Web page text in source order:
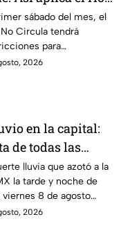
el primer
del mes
sábado del mes, el
Circula tendrá
para
vehículos en la
2026
en la capital:
de todas las
en CDMX
viernes 7 de
lluvia que azotó a la
la tarde y noche de
viernes 8 de agosto
inundaciones y otras
2026